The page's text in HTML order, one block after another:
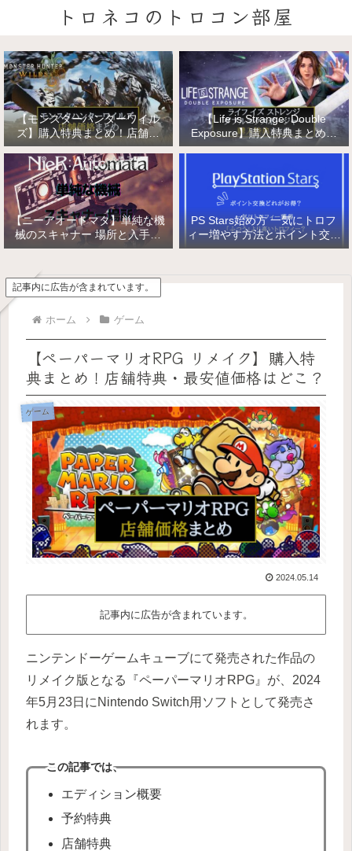
トロネコのトロコン部屋
【モンスターハンターワイル
ズ】購入特典まとめ！店舗特
典・店舗価格比較！
【Life is Strange: Double
Exposure】購入特典まとめ！
店舗特典・店舗価格比較！ライ
スポージャー
【ニーアオートマタ】単純な機
械のスキャナー 場所と入手方
法/複雑な機械と精巧な機械の
PS Stars始め方 一気にトロフ
ィー増やす方法とポイント交換
【PlayStation Stars】
記事内に広告が含まれています。
ホーム ゲーム
【ペーパーマリオRPG リメイク】購入特
典まとめ！店舗特典・最安値価格はどこ？
ゲーム
2024.05.14
記事内に広告が含まれています。
ニンテンドーゲームキューブにて発売された作品の
リメイク版となる『ペーパーマリオRPG』が、2024
年5月23日にNintendo Switch用ソフトとして発売さ
れます。
この記事では、
エディション概要
予約特典
店舗特典